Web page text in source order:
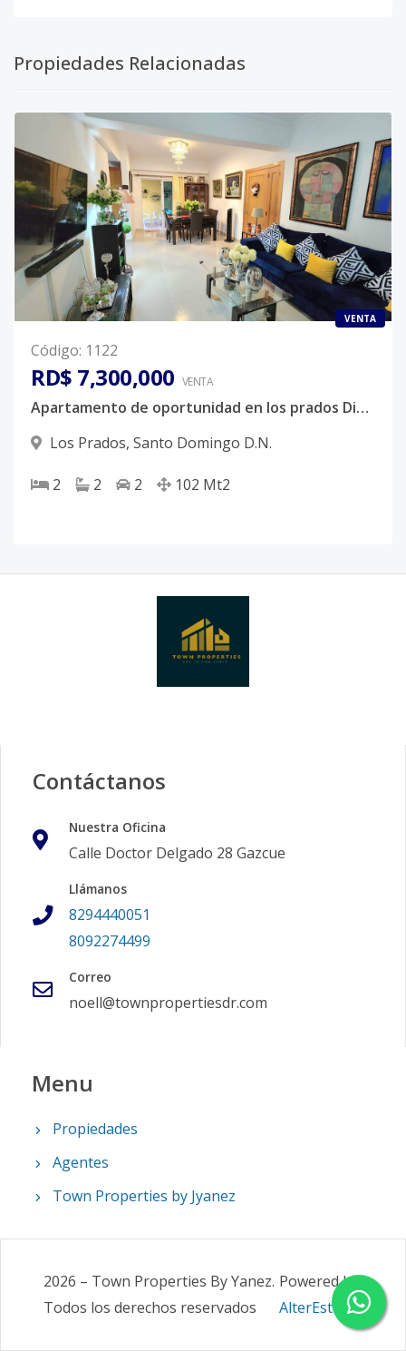
Propiedades Relacionadas
VENTA
Código: 1122
RD$ 7,300,000 VENTA
Apartamento de oportunidad en los prados Distrito Nacional
Los Prados, Santo Domingo D.N.
2 2 2 102 Mt2
Contáctanos
Nuestra Oficina
Calle Doctor Delgado 28 Gazcue
Llámanos
8294440051
8092274499
Correo
noell@townpropertiesdr.com
Menu
Propiedades
Agentes
Town Properties by Jyanez
2026 – Town Properties By Yanez.
Todos los derechos reservados
Powered by
AlterEstate